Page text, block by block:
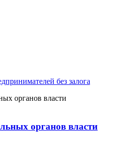
органов власти